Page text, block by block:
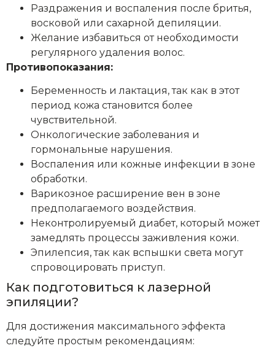
Раздражения и воспаления после бритья,
восковой или сахарной депиляции.
Желание избавиться от необходимости
регулярного удаления волос.
Противопоказания:
Беременность и лактация, так как в этот
период кожа становится более
чувствительной.
Онкологические заболевания и
гормональные нарушения.
Воспаления или кожные инфекции в зоне
обработки.
Варикозное расширение вен в зоне
предполагаемого воздействия.
Неконтролируемый диабет, который может
замедлять процессы заживления кожи.
Эпилепсия, так как вспышки света могут
спровоцировать приступ.
Как подготовиться к лазерной
эпиляции?
Для достижения максимального эффекта
следуйте простым рекомендациям: